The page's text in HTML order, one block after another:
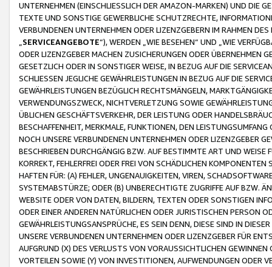
UNTERNEHMEN (EINSCHLIESSLICH DER AMAZON-MARKEN) UND DIE
TEXTE UND SONSTIGE GEWERBLICHE SCHUTZRECHTE,
VERBUNDENEN UNTERNEHMEN ODER LIZENZGEBERN IM RAHMEN
SERVICEANGEBOTE“), WERDEN „WIE BESEHEN“ UND „WIE
ODER LIZENZGEBER MACHEN ZUSICHERUNGEN ODER ÜBERNEHMEN
GESETZLICH ODER IN SONSTIGER WEISE, IN BEZUG AUF DIE
SCHLIESSEN JEGLICHE GEWÄHRLEISTUNGEN IN BEZUG AUF DIE
GEWÄHRLEISTUNGEN BEZÜGLICH RECHTSMÄNGELN,
VERWENDUNGSZWECK, NICHTVERLETZUNG SOWIE
ÜBLICHEN GESCHÄFTSVERKEHR, DER LEISTUNG ODER
BESCHAFFENHEIT, MERKMALE, FUNKTIONEN, DEN
NOCH UNSERE VERBUNDENEN UNTERNEHMEN ODER LIZENZGEBER
BESCHRIEBEN DURCHGÄNGIG BZW. AUF BESTIMMTE ART UND
KORREKT, FEHLERFREI ODER FREI VON SCHÄDLICHEN
HAFTEN FÜR: (A) FEHLER, UNGENAUIGKEITEN, VIREN,
SYSTEMABSTÜRZE; ODER (B) UNBERECHTIGTE ZUGRIFFE AUF BZW.
WEBSITE ODER VON DATEN, BILDERN, TEXTEN ODER SONSTIGEN
ODER EINER ANDEREN NATÜRLICHEN ODER JURISTISCHEN PERSON
GEWÄHRLEISTUNGSANSPRÜCHE, ES SEIN DENN, DIESE SIND IN
UNSERE VERBUNDENEN UNTERNEHMEN ODER LIZENZGEBER FÜR
AUFGRUND (X) DES VERLUSTS VON VORAUSSICHTLICHEN
VORTEILEN SOWIE (Y) VON INVESTITIONEN, AUFWENDUNGEN ODER